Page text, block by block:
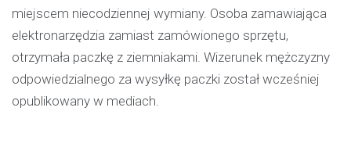
miejscem niecodziennej wymiany. Osoba zamawiająca
elektronarzędzia zamiast zamówionego sprzętu,
otrzymała paczkę z ziemniakami. Wizerunek mężczyzny
odpowiedzialnego za wysyłkę paczki został wcześniej
opublikowany w mediach.